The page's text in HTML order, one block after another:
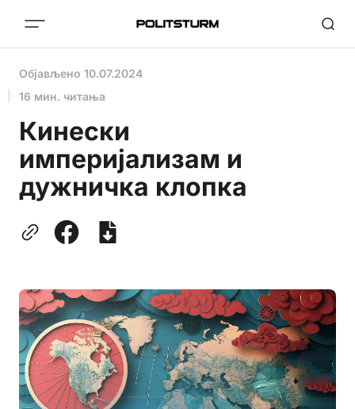
Објављено 10.07.2024
16 мин. читања
Кинески
империјализам и
дужничка клопка